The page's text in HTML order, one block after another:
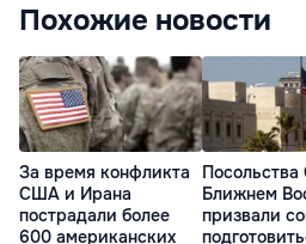
Похожие новости
За время конфликта
США и Ирана
пострадали более
600 американских
Ближнем
призвали